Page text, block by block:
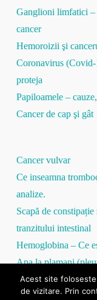
Ganglioni limfatici –
cancer
Hemoroizii şi
Coronavirus (Covid-
proteja
Papiloamele –
Cancer de cap şi gât
Cancer vulvar
Ce inseamna
analize.
Scapă de
tranzitului intestinal
Hemoglobina – Ce
Apa la plamani
simptom
Proteina C
Acest site
de vizitare. Prin